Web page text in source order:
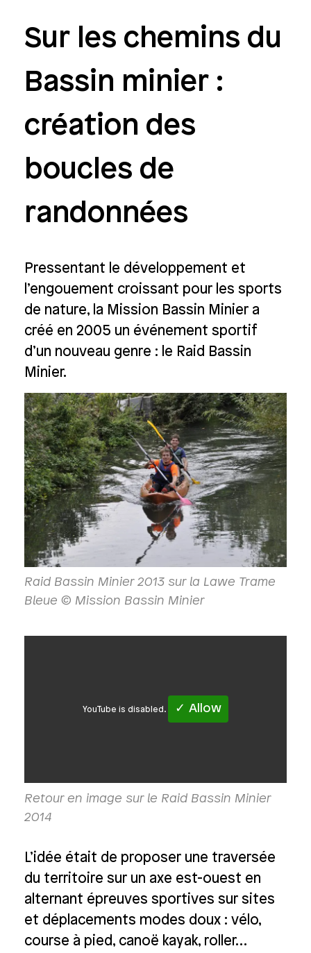
Sur les chemins du
Bassin minier :
création des
boucles de
randonnées
Pressentant le développement et
l’engouement croissant pour les sports
de nature, la Mission Bassin Minier a
créé en 2005 un événement sportif
d’un nouveau genre : le Raid Bassin
Minier.
Raid Bassin Minier 2013 sur la Lawe Trame
Bleue © Mission Bassin Minier
YouTube is disabled. ✓ Allow
Retour en image sur le Raid Bassin Minier
2014
L’idée était de proposer une traversée
du territoire sur un axe est-ouest en
alternant épreuves sportives sur sites
et déplacements modes doux : vélo,
course à pied, canoë kayak, roller…